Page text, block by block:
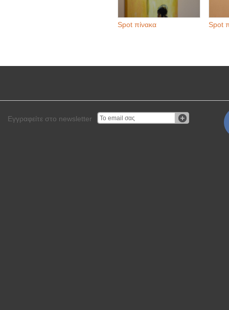
Spot πίνακα Spot
Εγγραφείτε στο newsletter